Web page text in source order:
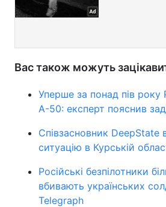
Вас також можуть
Уперше за понад пів року
А-50: експерт пояснив
Співзасновник DeepState
ситуацію в Курській
Російські безпілотники
вбивають українських
Telegraph